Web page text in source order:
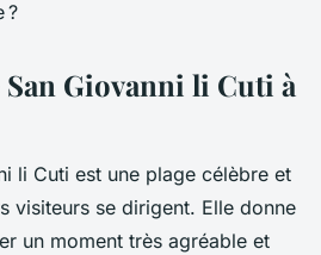
?
San Giovanni li Cuti à
li Cuti est une plage célèbre et
visiteurs se dirigent. Elle donne
un moment très agréable et